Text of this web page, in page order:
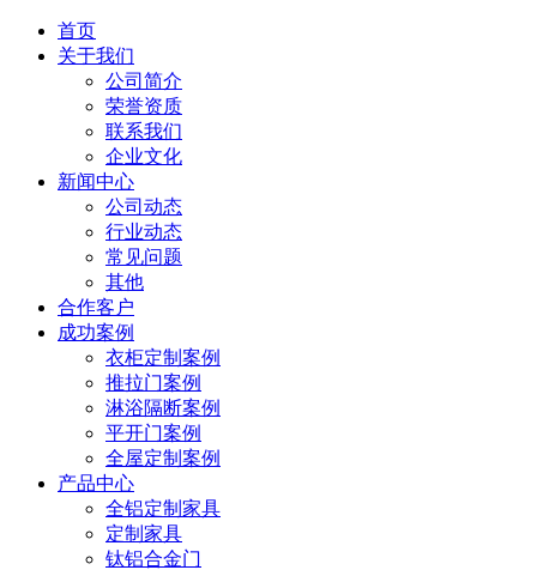
首页
关于我们
公司简介
荣誉资质
联系我们
企业文化
新闻中心
公司动态
行业动态
常见问题
其他
合作客户
成功案例
衣柜定制案例
推拉门案例
淋浴隔断案例
平开门案例
全屋定制案例
产品中心
全铝定制家具
定制家具
钛铝合金门